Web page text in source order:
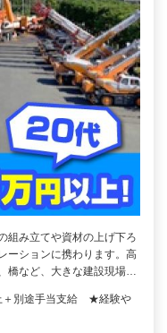
組み立てや資材の上げ下ろ
ーションに携わります。高
橋など、大きな建設現場…
＋別途手当支給 ★経験や